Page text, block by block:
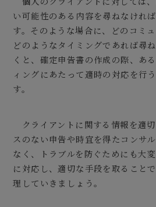
い可能性のある内容を尋ねなけれ
す。そのような場合に、どのコミ
どのようなタイミングであれば尋
くと、確定申告書の作成の際、あ
ィングにあたって適時の対応を行
す。
クライアントに関する情報を適
スのない申告や時宜を得たコンサ
なく、トラブルを防ぐためにも大
に対応し、適切な手段を取ること
理していきましょう。